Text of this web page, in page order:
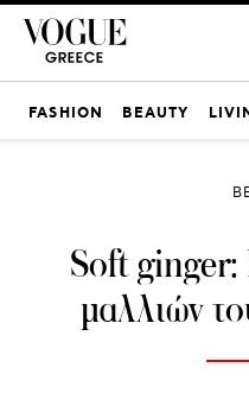
FASHION BEAUTY
Soft ginger:
μαλλιών